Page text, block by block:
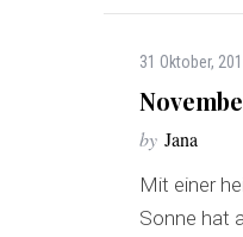
31 Oktober,
by Jana
Mit einer
Sonne hat